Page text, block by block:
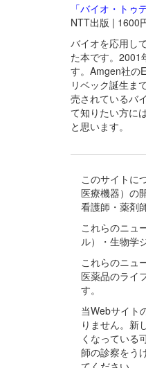
「バイオ・トゥ
NTT出版 | 1600
バイオを応用し
た本です。2001
す。Amgen社の
リベック誕生ま
売されているバ
て知りたい方に
と思います。
このサイトに
医療機器）の
看護師・薬剤
これらのニュ
ル）・生物学
これらのニュ
医薬品のライ
す。
当Webサイト
りません。新
くなっている
師の診察をう